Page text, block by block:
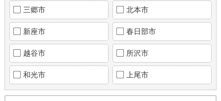
三郷市 北本市
新座市 春日部市
越谷市 所沢市
和光市 上尾市